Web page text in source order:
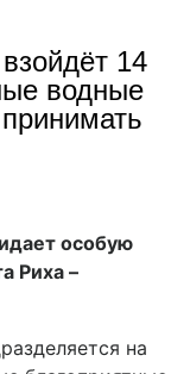
14
водные
особую
Риха –
на